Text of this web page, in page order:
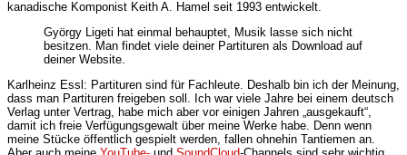
kanadische Komponist Keith A. Hamel seit 1993 entwickelt.
György Ligeti hat einmal behauptet, Musik lasse sich nicht
besitzen. Man findet viele deiner Partituren als Download auf
deiner Website.
Karlheinz Essl: Partituren sind für Fachleute. Deshalb bin ich der Meinung,
dass man Partituren freigeben soll. Ich war viele Jahre bei einem deutsch
Verlag unter Vertrag, habe mich aber vor einigen Jahren „ausgekauft“,
damit ich freie Verfügungsgewalt über meine Werke habe. Denn wenn
meine Stücke öffentlich gespielt werden, fallen ohnehin Tantiemen an.